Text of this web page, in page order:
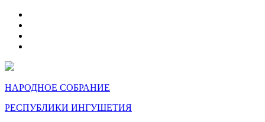
НАРОДНОЕ СОБРАНИЕ
РЕСПУБЛИКИ ИНГУШЕТИЯ